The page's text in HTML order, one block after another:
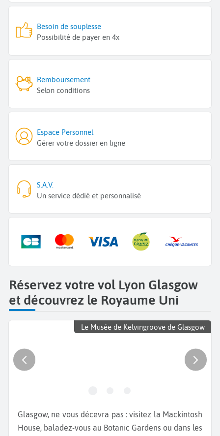
Besoin de souplesse
Possibilité de payer en 4x
Remboursement
Selon conditions
Espace Personnel
Gérer votre dossier en ligne
S.A.V.
Un service dédié et personnalisé
Réservez votre vol Lyon Glasgow
et découvrez le Royaume Uni
Le Musée de Kelvingroove de Glasgow
Glasgow, ne vous décevra pas : visitez la Mackintosh
House, baladez-vous au Botanic Gardens ou dans les